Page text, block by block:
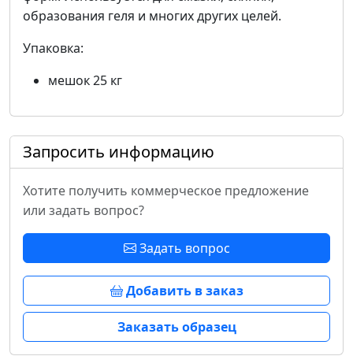
образования геля и многих других целей.
Упаковка:
мешок 25 кг
Запросить информацию
Хотите получить коммерческое предложение
или задать вопрос?
Задать вопрос
Добавить в заказ
Заказать образец